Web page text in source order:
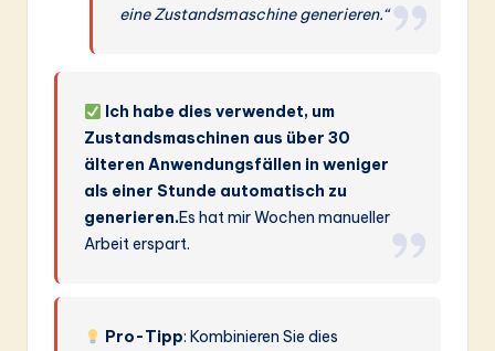
eine Zustandsmaschine generieren.“
Ich habe dies verwendet, um
Zustandsmaschinen aus über 30
älteren Anwendungsfällen in weniger
als einer Stunde automatisch zu
generieren.Es hat mir Wochen manueller
Arbeit erspart.
Pro-Tipp: Kombinieren Sie dies